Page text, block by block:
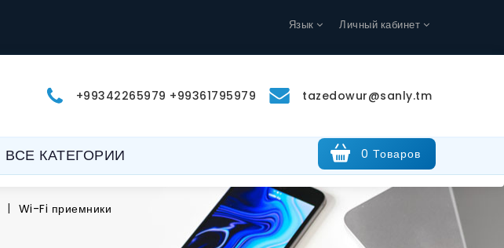
Язык Личный кабинет
+99342265979 +99361795979 tazedowur@sanly.tm
0 Товаров
ВСЕ КАТЕГОРИИ
Wi-Fi приемники